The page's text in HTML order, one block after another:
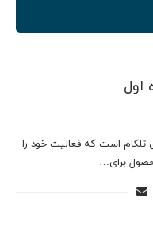
اول
است که فعالیت خود را
برای…